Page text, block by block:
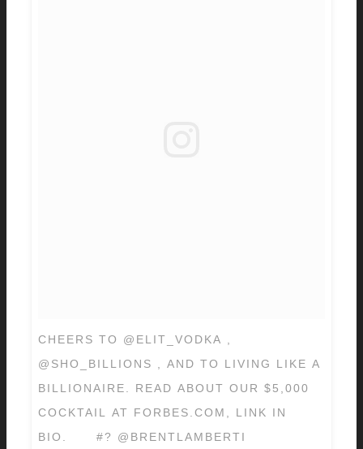
CHEERS TO @ELIT_VODKA ,
@SHO_BILLIONS , AND TO LIVING LIKE A
BILLIONAIRE. READ ABOUT OUR $5,000
COCKTAIL AT FORBES.COM, LINK IN
BIO.⠀ ⠀ #? @BRENTLAMBERTI